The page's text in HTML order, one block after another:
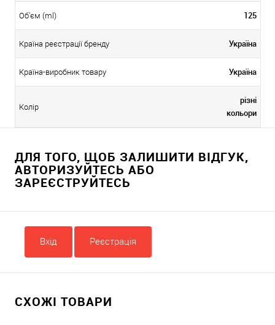
Об'єм (ml) 125
Країна реєстрації бренду Україна
Країна-виробник товару Україна
Колір
різні
кольори
ДЛЯ ТОГО, ЩОБ ЗАЛИШИТИ ВІДГУК,
АВТОРИЗУЙТЕСЬ АБО
ЗАРЕЄСТРУЙТЕСЬ
Вхід Реєстрація
СХОЖІ ТОВАРИ